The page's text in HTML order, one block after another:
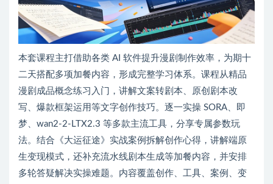
本套课程主打借助各类 AI 软件提升漫剧制作效率，为期十
二天搭配多项加餐内容，形成完整学习体系。课程从精品
漫剧成品概念练习入门，讲解文案转剧本、原创剧本改
写、爆款框架运用等文字创作技巧。逐一实操 SORA、即
梦、wan2-2-LTX2.3 等多款主流工具，分享专属参数玩
法。结合《大运征途》实战案例拆解创作心得，讲解端原
生变现模式，还补充流水线剧本生成等加餐内容，并安排
多轮答疑解决实操难题。内容覆盖创作、工具、案例、变